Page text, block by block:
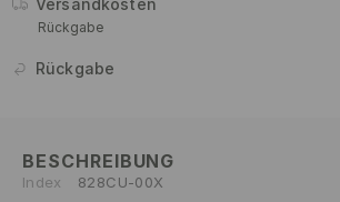
Versandkosten
Rückgabe
Rückgabe
BESCHREIBUNG
Index 828CU-00X